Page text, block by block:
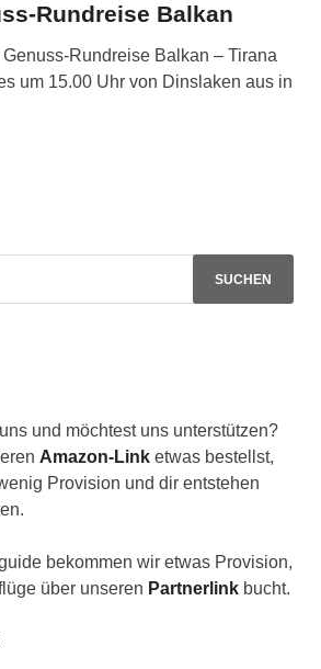
Rundreise Balkan
Genuss-Rundreise Balkan – Tirana
um 15.00 Uhr von Dinslaken aus in
und möchtest uns unterstützen?
Amazon-Link etwas bestellst,
Provision und dir entstehen
bekommen wir etwas Provision,
über unseren Partnerlink bucht.